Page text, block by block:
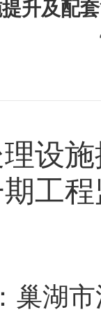
升及配
设
期工
巢湖